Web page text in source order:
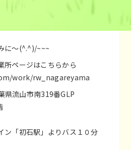
に～(^.^)/~~~
ページはこちらから
work/rw_nagareyama
県流山市南319番GLP
ン「初石駅」よりバス１０分